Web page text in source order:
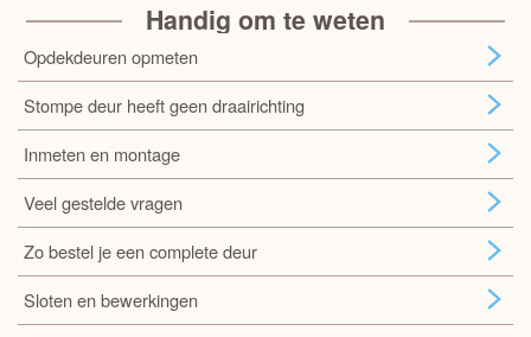
Handig om te weten
Opdekdeuren opmeten
Stompe deur heeft geen draairichting
Inmeten en montage
Veel gestelde vragen
Zo bestel je een complete deur
Sloten en bewerkingen